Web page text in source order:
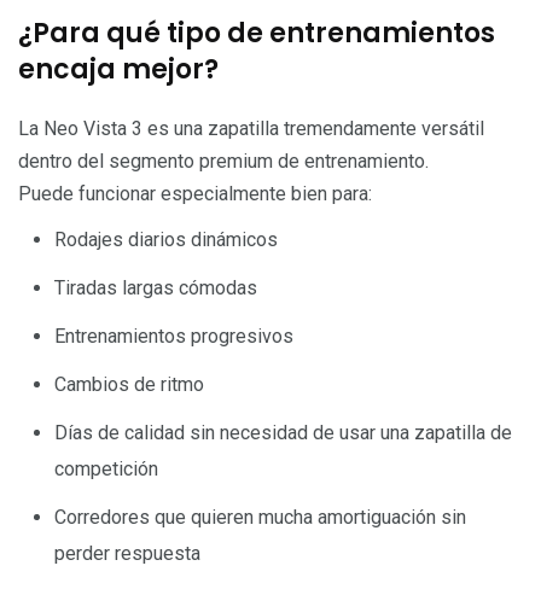
¿Para qué tipo de entrenamientos
encaja mejor?
La Neo Vista 3 es una zapatilla tremendamente versátil
dentro del segmento premium de entrenamiento.
Puede funcionar especialmente bien para:
Rodajes diarios dinámicos
Tiradas largas cómodas
Entrenamientos progresivos
Cambios de ritmo
Días de calidad sin necesidad de usar una zapatilla de
competición
Corredores que quieren mucha amortiguación sin
perder respuesta